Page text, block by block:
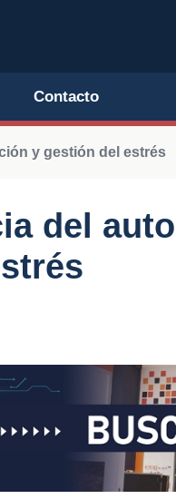
Contacto
y gestión del estrés
del